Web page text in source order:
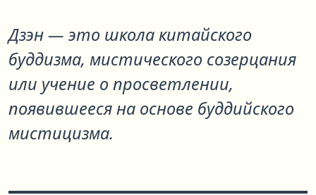
Дзэн — это школа китайского
буддизма, мистического созерцания
или учение о просветлении,
появившееся на основе буддийского
мистицизма.